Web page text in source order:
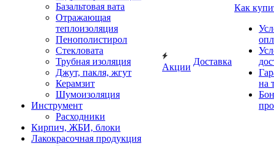
Базальтовая вата
Отражающая
теплоизоляция
Пенополистирол
Стекловата
Трубная изоляция
Джут, пакля, жгут
Керамзит
Шумоизоляция
Инструмент
Расходники
Кирпич, ЖБИ, блоки
Лакокрасочная продукция
Акции
Доставка
Как
на